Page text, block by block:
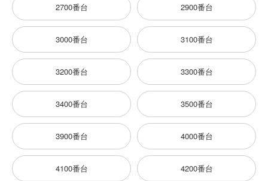
2700番台 2900番台
3000番台 3100番台
3200番台 3300番台
3400番台 3500番台
3900番台 4000番台
4100番台 4200番台